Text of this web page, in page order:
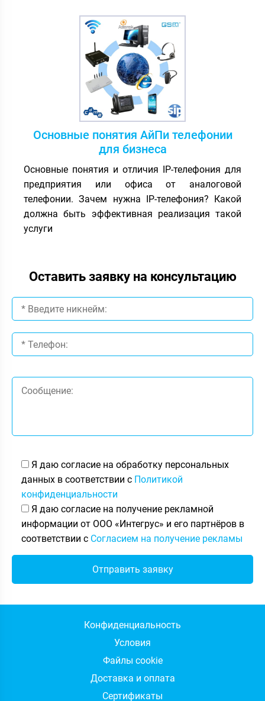
Основные понятия АйПи телефонии
для бизнеса
Основные понятия и отличия IP-телефония для
предприятия или офиса от аналоговой
телефонии. Зачем нужна IP-телефония? Какой
должна быть эффективная реализация такой
услуги
Оставить заявку на консультацию
Я даю согласие на обработку персональных
данных в соответствии с Политикой
конфиденциальности
Я даю согласие на получение рекламной
информации от ООО «Интегрус» и его партнёров в
соответствии с Согласием на получение рекламы
Конфиденциальность
Условия
Файлы cookie
Доставка и оплата
Сертификаты